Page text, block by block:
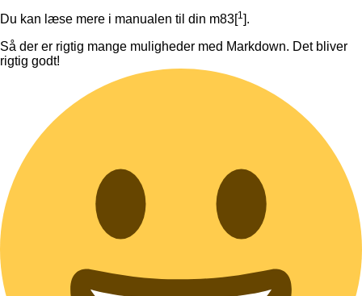
Du kan læse mere i manualen til din m83[1].
Så der er rigtig mange muligheder med Markdown. Det bliver
rigtig godt!